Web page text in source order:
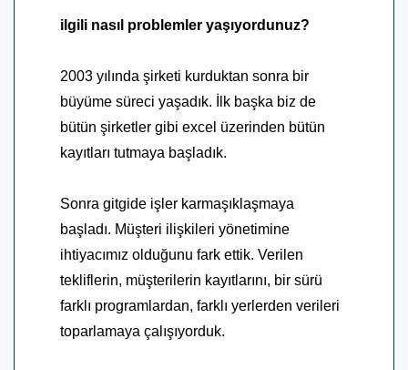
ilgili nasıl problemler yaşıyordunuz?
2003 yılında şirketi kurduktan sonra bir
büyüme süreci yaşadık. İlk başka biz de
bütün şirketler gibi excel üzerinden bütün
kayıtları tutmaya başladık.
Sonra gitgide işler karmaşıklaşmaya
başladı. Müşteri ilişkileri yönetimine
ihtiyacımız olduğunu fark ettik. Verilen
tekliflerin, müşterilerin kayıtlarını, bir sürü
farklı programlardan, farklı yerlerden verileri
toparlamaya çalışıyorduk.